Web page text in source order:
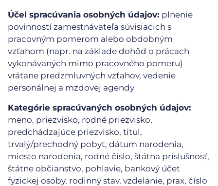
Účel spracúvania osobných údajov: plnenie
povinností zamestnávateľa súvisiacich s
pracovným pomerom alebo obdobným
vzťahom (napr. na základe dohôd o prácach
vykonávaných mimo pracovného pomeru)
vrátane predzmluvných vzťahov, vedenie
personálnej a mzdovej agendy
Kategórie spracúvaných osobných údajov:
meno, priezvisko, rodné priezvisko,
predchádzajúce priezvisko, titul,
trvalý/prechodný pobyt, dátum narodenia,
miesto narodenia, rodné číslo, štátna príslušnosť,
štátne občianstvo, pohlavie, bankový účet
fyzickej osoby, rodinný stav, vzdelanie, prax, číslo